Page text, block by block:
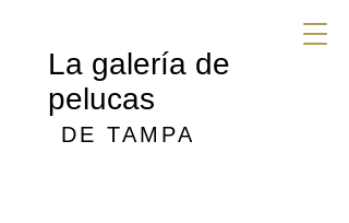
La galería de
pelucas
DE TAMPA